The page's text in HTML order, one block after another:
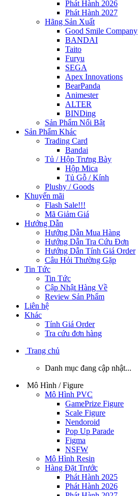
Phát Hành 2026
Phát Hành 2027
Hãng Sản Xuất
Good Smile Company
BANDAI
Taito
Furyu
SEGA
Apex Innovations
BearPanda
Animester
ALTER
BINDing
Sản Phẩm Nổi Bật
Sản Phẩm Khác
Trading Card
Bandai
Tủ / Hộp Trưng Bày
Hộp Mica
Tủ Gỗ / Kính
Plushy / Goods
Khuyến mãi
Flash Sale!!!
Mã Giảm Giá
Hướng Dẫn
Hướng Dẫn Mua Hàng
Hướng Dẫn Tra Cứu Đơn
Hướng Dẫn Tính Giá Order
Câu Hỏi Thường Gặp
Tin Tức
Tin Tức
Cập Nhật Hàng Về
Review Sản Phẩm
Liên hệ
Khác
Tính Giá Order
Tra cứu đơn hàng
Trang chủ
Danh mục đang cập nhật...
Mô Hình / Figure
Mô Hình PVC
GamePrize Figure
Scale Figure
Nendoroid
Pop Up Parade
Figma
NSFW
Mô Hình Resin
Hàng Đặt Trước
Phát Hành 2025
Phát Hành 2026